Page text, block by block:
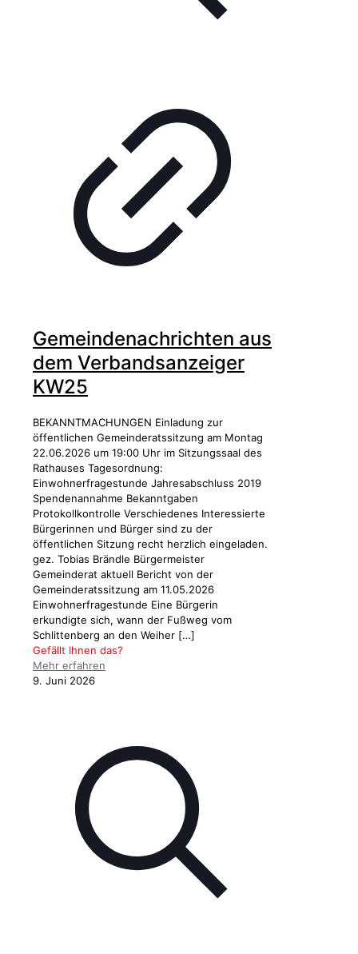
Gemeindenachrichten aus
dem Verbandsanzeiger
KW25
BEKANNTMACHUNGEN Einladung zur
öffentlichen Gemeinderatssitzung am Montag
22.06.2026 um 19:00 Uhr im Sitzungssaal des
Rathauses Tagesordnung:
Einwohnerfragestunde Jahresabschluss 2019
Spendenannahme Bekanntgaben
Protokollkontrolle Verschiedenes Interessierte
Bürgerinnen und Bürger sind zu der
öffentlichen Sitzung recht herzlich eingeladen.
gez. Tobias Brändle Bürgermeister
Gemeinderat aktuell Bericht von der
Gemeinderatssitzung am 11.05.2026
Einwohnerfragestunde Eine Bürgerin
erkundigte sich, wann der Fußweg vom
Schlittenberg an den Weiher […]
Gefällt Ihnen das?
Mehr erfahren
9. Juni 2026